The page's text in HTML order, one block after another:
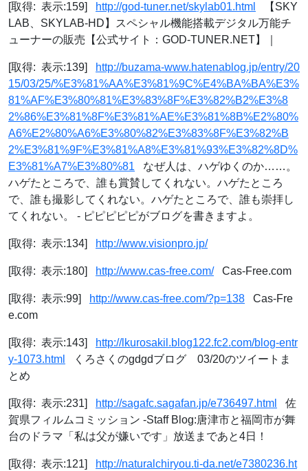
[取得: 表示:159] http://god-tuner.net/skylab01.html
【SKY
LAB、SKYLAB-HD】スペシャル機能搭載デジタル万能チ
ューナーの販売【公式サイト：GOD-TUNER.NET】｜
[取得: 表示:139]
http://buzama-www.hatenablog.jp/entry/20
15/03/25/%E3%81%AA%E3%81%9C%E4%BA%BA%E3%
81%AF%E3%80%81%E3%83%8F%E3%82%B2%E3%8
2%86%E3%81%8F%E3%81%AE%E3%81%8B%E2%80%
A6%E2%80%A6%E3%80%82%E3%83%8F%E3%82%B
2%E3%81%9F%E3%81%A8%E3%81%93%E3%82%8D%
E3%81%A7%E3%80%81 なぜ人は、ハゲゆくのか……。
ハゲたところで、誰も賞賛してくれない。ハゲたところ
で、誰も撮影してくれない。ハゲたところで、誰も崇拝し
てくれない。 - ピピピピピがブログを書きますよ。
[取得: 表示:134] http://www.visionpro.jp/
[取得: 表示:180] http://www.cas-free.com/Cas-Free.com
[取得: 表示:99] http://www.cas-free.com/?p=138 Cas-Fre
e.com
[取得: 表示:143]
http://lkurosakil.blog122.fc2.com/blog-entr
y-1073.html
くろさくのgdgdブログ 03/20のツイートま
とめ
[取得: 表示:231] http://sagafc.sagafan.jp/e736497.html
佐
賀県フィルムコミッション ‐Staff Blog:唐津市と福岡市が舞
台のドラマ「私は父が嫌いです」放送まであと4日！
[取得: 表示:121]
http://naturalchiryou.ti-da.net/e7380236.ht